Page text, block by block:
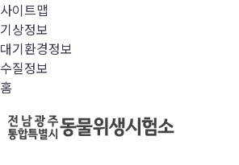
사이트맵
기상정보
대기환경정보
수질정보
홈